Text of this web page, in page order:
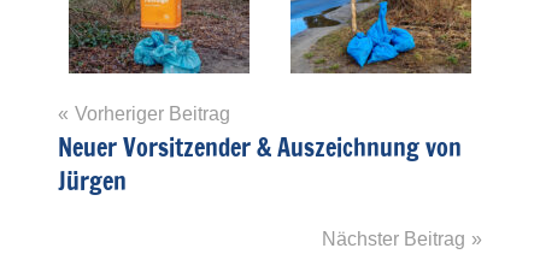
Informationen
Beitragsnavigation
Vorheriger Beitrag
Neuer Vorsitzender & Auszeichnung von
Jürgen
Nächster Beitrag